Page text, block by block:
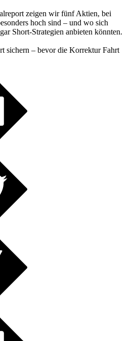
zeigen wir fünf Aktien, bei
hoch sind – und wo sich
Short-Strategien anbieten könnten.
sichern – bevor die Korrektur Fahrt